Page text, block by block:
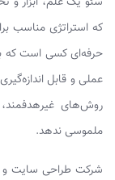
که استراتژی مناسب
حرفه‌ای کسی است که
عملی و قابل
روش‌های
ملموسی ندهد.
شرکت طراحی سایت